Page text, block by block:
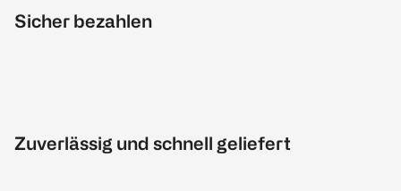
Sicher bezahlen
Zuverlässig und schnell geliefert